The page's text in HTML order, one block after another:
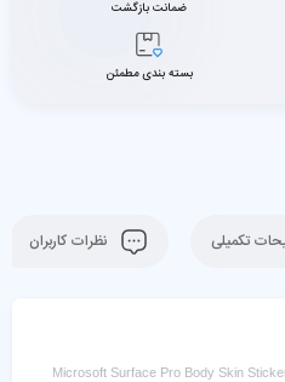
ضمانت بازگشت
بسته بندی مطمئن
تکمیلی نظرات کاربران
Microsoft Surface Pro Body Skin